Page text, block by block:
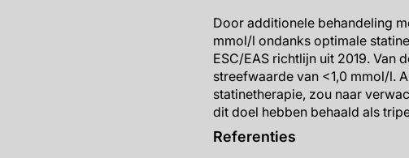
Door additionele behandeling
mmol/l ondanks optimale
ESC/EAS richtlijn uit 2019. Van
streefwaarde van <1,0 mmol/l.
statinetherapie, zou naar
dit doel hebben behaald als
Referenties